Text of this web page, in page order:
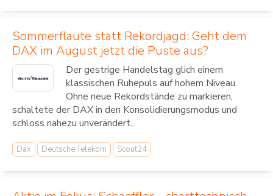
Sommerflaute statt Rekordjagd: Geht dem
DAX im August jetzt die Puste aus?
Der gestrige Handelstag glich einem
klassischen Ruhepuls auf hohem Niveau.
Ohne neue Rekordstände zu markieren,
schaltete der DAX in den Konsolidierungsmodus und
schloss nahezu unverändert...
Dax Deutsche Telekom Scout24